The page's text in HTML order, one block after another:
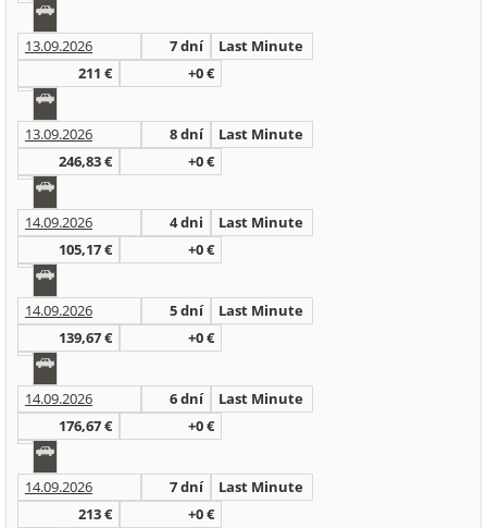
13.09.2026 7 dní
Last Minute
211 €
+0 €
13.09.2026 8 dní
Last Minute
246,83 €
+0 €
14.09.2026 4 dni
Last Minute
105,17 €
+0 €
14.09.2026 5 dní
Last Minute
139,67 €
+0 €
14.09.2026 6 dní
Last Minute
176,67 €
+0 €
14.09.2026 7 dní
Last Minute
213 €
+0 €